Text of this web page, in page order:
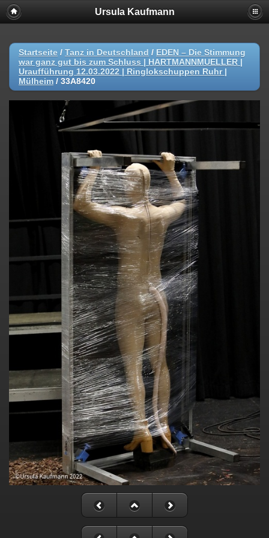
Ursula Kaufmann
Startseite / Tanz in Deutschland / EDEN – Die Stimmung
war ganz gut bis zum Schluss | HARTMANNMUELLER |
Uraufführung 12.03.2022 | Ringlokschuppen Ruhr |
Mülheim / 33A8420